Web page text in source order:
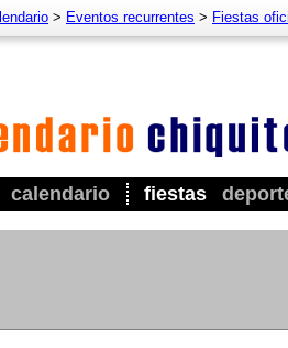
calendario fiestas
> Eventos recurrentes > Fiestas